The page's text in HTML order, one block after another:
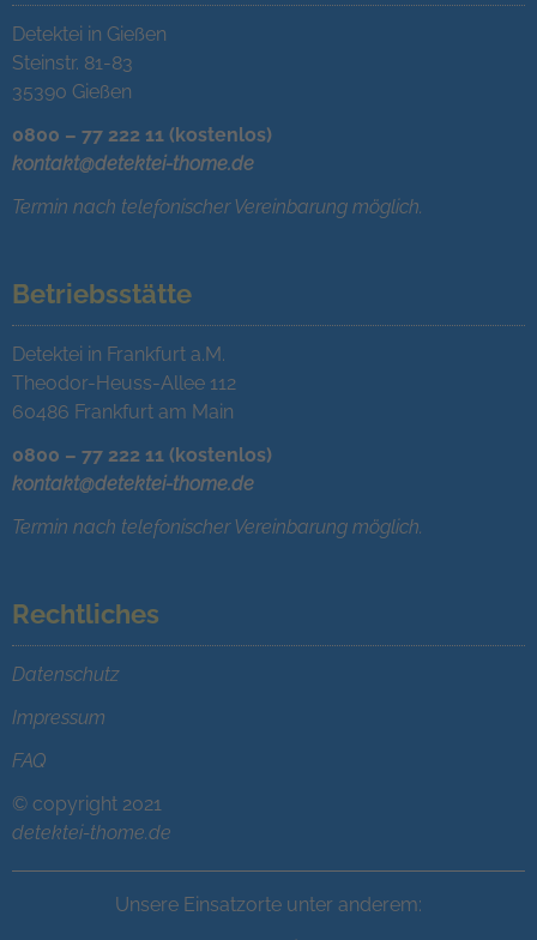
Detektei in Gießen
Steinstr. 81-83
35390 Gießen
0800 – 77 222 11 (kostenlos)
kontakt@detektei-thome.de
Termin nach telefonischer Vereinbarung möglich.
Betriebsstätte
Detektei in Frankfurt a.M.
Theodor-Heuss-Allee 112
60486 Frankfurt am Main
0800 – 77 222 11 (kostenlos)
kontakt@detektei-thome.de
Termin nach telefonischer Vereinbarung möglich.
Rechtliches
Datenschutz
Impressum
FAQ
© copyright 2021
detektei-thome.de
Unsere Einsatzorte unter anderem: